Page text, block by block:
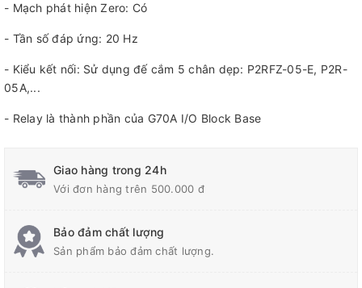
- Mạch phát hiện Zero: Có
- Tần số đáp ứng: 20 Hz
- Kiểu kết nối: Sử dụng đế cắm 5 chân dẹp: P2RFZ-05-E, P2R-
05A,...
- Relay là thành phần của G70A I/O Block Base
Giao hàng trong 24h
Với đơn hàng trên 500.000 đ
Bảo đảm chất lượng
Sản phẩm bảo đảm chất lượng.